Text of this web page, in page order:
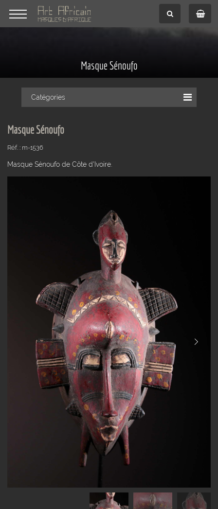
Masque Sénoufo
Catégories
Masque Sénoufo
Réf. : m-1536
Masque Sénoufo de Côte d'Ivoire.